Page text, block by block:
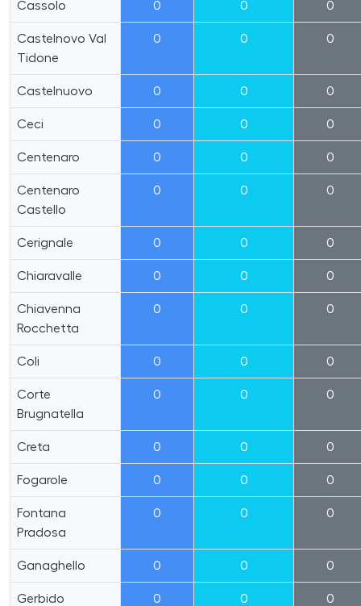
Cassolo 0 0 0
Castelnovo Val
Tidone
0 0 0
Castelnuovo 0 0 0
Ceci 0 0 0
Centenaro 0 0 0
Centenaro
Castello
0 0 0
Cerignale 0 0 0
Chiaravalle 0 0 0
Chiavenna
Rocchetta
0 0 0
Coli 0 0 0
Corte
Brugnatella
0 0 0
Creta 0 0 0
Fogarole 0 0 0
Fontana
Pradosa
0 0 0
Ganaghello 0 0 0
Gerbido 0 0 0